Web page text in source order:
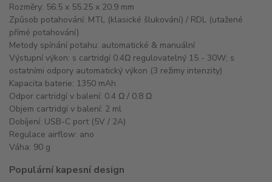
Rozměry: 56.5 x 55.25 x 20.9 mm
Způsob potahování: MTL (klasické šlukování) / RDL (utažené
přímé potahování)
Metody spínání potahu: automatické & manuální
Výstupní výkon: s cartridgí 0.4Ω regulovatelný 15 - 30W; s
ostatními odpory automatický výkon (3 režimy intenzity)
Kapacita baterie: 1350 mAh
Odpor cartridgí v balení: 0.4 Ω / 0.8 Ω
Objem cartridgí v balení: 2 ml
Dobíjení: USB-C port (5V / 2A)
Regulace airflow: ano
Váha: 90 g
Populární kapesní design